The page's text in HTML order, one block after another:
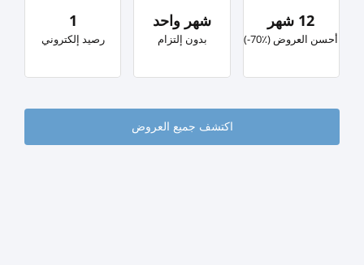
12 شهر
‏أحسن العروض (٪؜70-)
شهر واحد
بدون إلتزام
1
رصيد إلكتروني
اكتشف جميع العروض